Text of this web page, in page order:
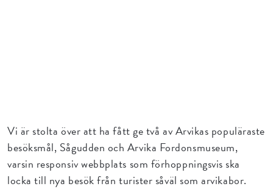
Vi är stolta över att ha fått ge två av Arvikas populäraste
besöksmål, Sågudden och Arvika Fordonsmuseum,
varsin responsiv webbplats som förhoppningsvis ska
locka till nya besök från turister såväl som arvikabor.